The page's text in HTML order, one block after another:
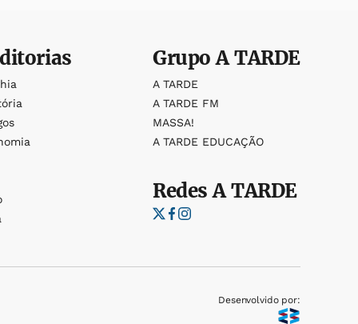
GrupoA TARDE
A TARDE
A TARDE FM
MASSA!
A TARDE EDUCAÇÃO
RedesA TARDE
Desenvolvido por: